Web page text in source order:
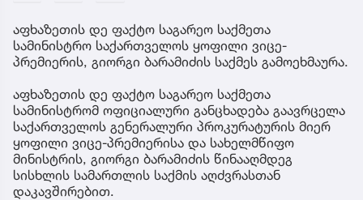
აფხაზეთის დე ფაქტო საგარეო საქმეთა
სამინისტრო საქართველოს ყოფილი ვიცე-
პრემიერის, გიორგი ბარამიძის საქმეს გამოეხმაურა.
აფხაზეთის დე ფაქტო საგარეო საქმეთა
სამინისტრომ ოფიციალური განცხადება გაავრცელა
საქართველოს გენერალური პროკურატურის მიერ
ყოფილი ვიცე-პრემიერისა და სახელმწიფო
მინისტრის, გიორგი ბარამიძის წინააღმდეგ
სისხლის სამართლის საქმის აღძვრასთან
დაკავშირებით.